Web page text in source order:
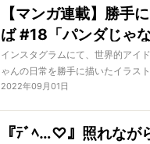
【マンガ連載】勝手
ば #18「パンダじゃ
マ」作：
インスタグラムにて、世界的アイ
ゃんの日常を勝手に描いたイラス
kogumaさん（ @koguma2990）
の連載。今回はどこでもヘソ天し
2022年09月01日
『ﾃﾞﾍ…♡』照れなが